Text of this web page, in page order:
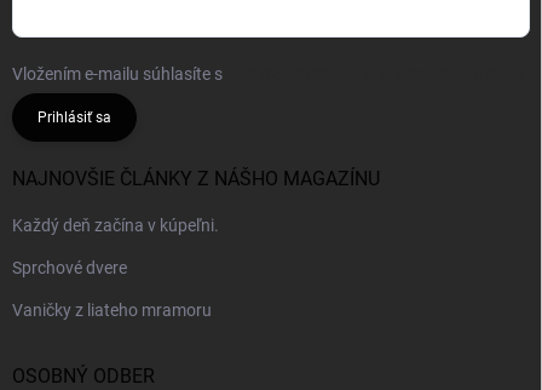
Vložením e-mailu súhlasíte s
Prihlásiť sa
NAJNOVŠIE ČLÁNKY Z NÁŠHO MAGAZÍNU
Každý deň začína v kúpeľni.
Sprchové dvere
Vaničky z liateho mramoru
OSOBNÝ ODBER